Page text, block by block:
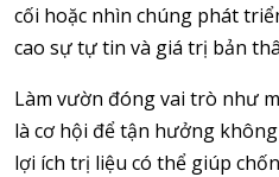
cối hoặc nhìn chúng phát
cao sự tự tin và giá trị bản
Làm vườn đóng vai trò như
là cơ hội để tận hưởng
lợi ích trị liệu có thể giúp